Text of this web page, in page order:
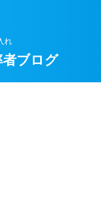
れ
ブログ